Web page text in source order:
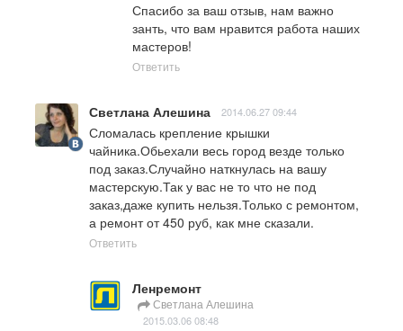
Спасибо за ваш отзыв, нам важно
занть, что вам нравится работа наших
мастеров!
Ответить
Светлана Алешина 2014.06.27 09:44
Сломалась крепление крышки
чайника.Обьехали весь город везде только
под заказ.Случайно наткнулась на вашу
мастерскую.Так у вас не то что не под
заказ,даже купить нельзя.Только с ремонтом,
а ремонт от 450 руб, как мне сказали.
Ответить
Ленремонт
Светлана Алешина
2015.03.06 08:48